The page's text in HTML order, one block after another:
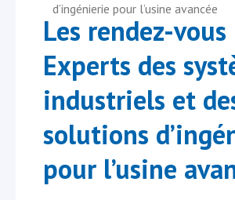
d’ingénierie pour l’usine avancée
Les rendez-vous
Experts des
industriels et
solutions
pour l’usine